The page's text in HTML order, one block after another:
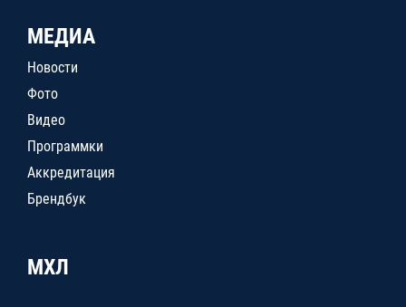
МЕДИА
Новости
Фото
Видео
Программки
Аккредитация
Брендбук
МХЛ